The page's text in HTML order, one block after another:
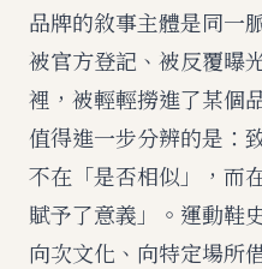
品牌的敘事主體是同一
被官方登記、被反覆曝
裡，被輕輕撈進了某個
值得進一步分辨的是：
不在「是否相似」，而
賦予了意義」。運動鞋
向次文化、向特定場所